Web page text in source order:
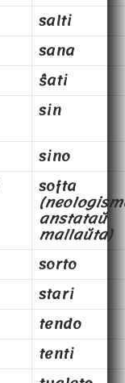
salti
sana
ŝati
sin
sino
softa
anstataŭ
mallaŭta)
sorto
stari
tendo
tenti